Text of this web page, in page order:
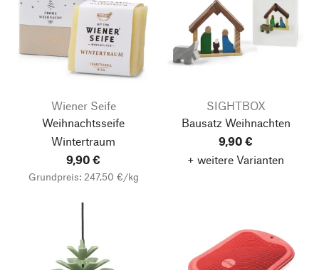
Wiener Seife
Weihnachtsseife
Wintertraum
9,90 €
Grundpreis: 247,50 €/kg
SIGHTBOX
Bausatz Weihnachten
9,90 €
+ weitere Varianten